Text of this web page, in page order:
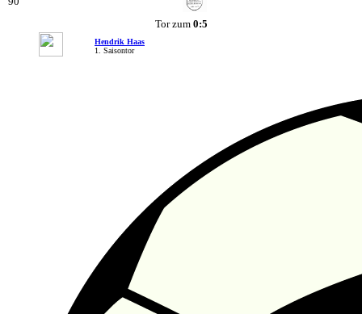
Tor zum 0:5
Hendrik Haas
1. Saisontor